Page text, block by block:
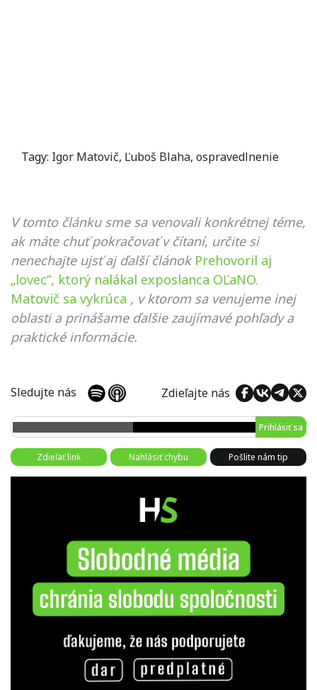
Tagy: Igor Matovič, Ľuboš Blaha, ospravedlnenie
V tomto článku sme sa venovali konkrétnej téme,
ak máte chuť pokračovať v čítaní, určite si
nenechajte ujsť aj ďalší článok Prehovoril aj
„lovec“, ktorý nalákal exposlanca OĽaNO.
Matovič sa vykrúca , v ktorom sa venujeme inej
oblasti a prinášame ďalšie zaujímavé pohľady a
praktické informácie.
Sledujte nás Zdieľajte nás
Prihlásiť sa
Zdieľať link Nahlásiť chybu Pošlite nám tip